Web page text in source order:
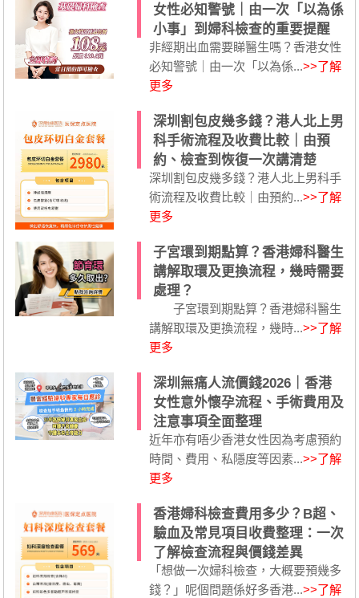
女性必知警號｜由一次「以為係
小事」到婦科檢查的重要提醒
非經期出血需要睇醫生嗎？香港女性
必知警號｜由一次「以為係...>>了解
更多
深圳割包皮幾多錢？港人北上男
科手術流程及收費比較｜由預
約、檢查到恢復一次講清楚
深圳割包皮幾多錢？港人北上男科手
術流程及收費比較｜由預約...>>了解
更多
子宮環到期點算？香港婦科醫生
講解取環及更換流程，幾時需要
處理？
子宮環到期點算？香港婦科醫生
講解取環及更換流程，幾時...>>了解
更多
深圳無痛人流價錢2026｜香港
女性意外懷孕流程、手術費用及
注意事項全面整理
近年亦有唔少香港女性因為考慮預約
時間、費用、私隱度等因素...>>了解
更多
香港婦科檢查費用多少？B超、
驗血及常見項目收費整理：一次
了解檢查流程與價錢差異
「想做一次婦科檢查，大概要預幾多
錢？」呢個問題係好多香港...>>了解